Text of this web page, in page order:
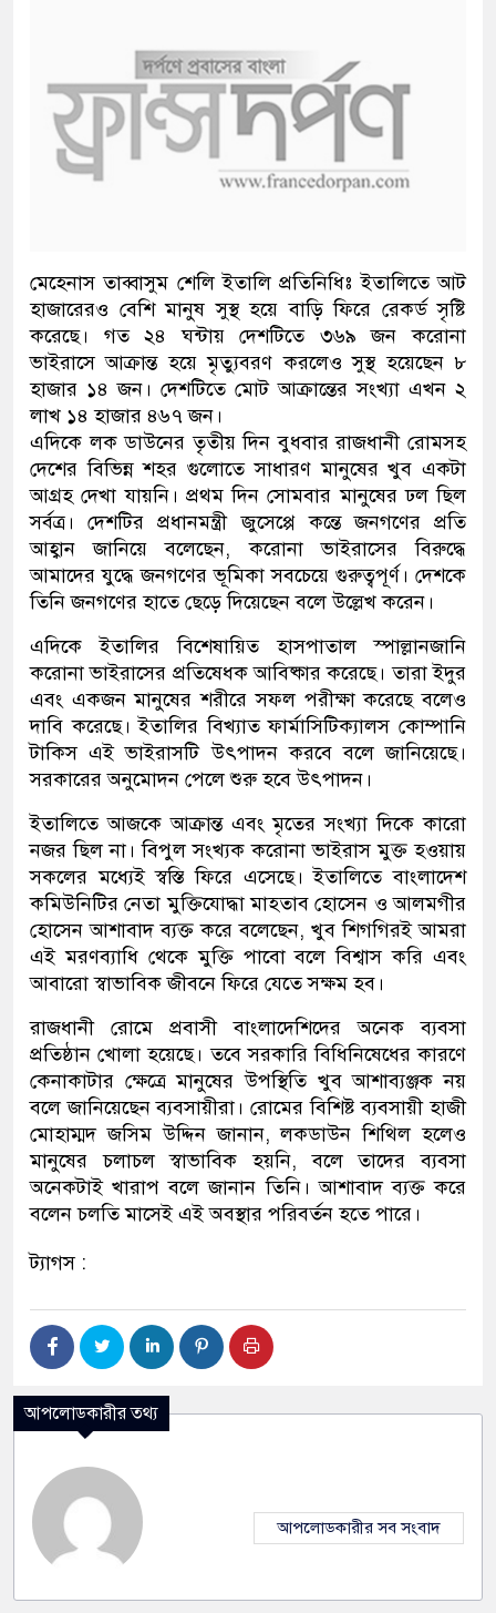
মেহেনাস তাব্বাসুম শেলি ইতালি প্রতিনিধিঃ ইতালিতে আট
হাজারেরও বেশি মানুষ সুস্থ হয়ে বাড়ি ফিরে রেকর্ড সৃষ্টি
করেছে। গত ২৪ ঘন্টায় দেশটিতে ৩৬৯ জন করোনা
ভাইরাসে আক্রান্ত হয়ে মৃত্যুবরণ করলেও সুস্থ হয়েছেন ৮
হাজার ১৪ জন। দেশটিতে মোট আক্রান্তের সংখ্যা এখন ২
লাখ ১৪ হাজার ৪৬৭ জন।
এদিকে লক ডাউনের তৃতীয় দিন‌ বুধবার রাজধানী রোমসহ
দেশের বিভিন্ন শহর গুলোতে সাধারণ মানুষের খুব একটা
আগ্রহ দেখা যায়নি। প্রথম দিন সোমবার মানুষের ঢল ছিল
সর্বত্র। দেশটির প্রধানমন্ত্রী জুসেপ্পে কন্তে জনগণের প্রতি
আহ্বান জানিয়ে বলেছেন, করোনা ভাইরাসের বিরুদ্ধে
আমাদের যুদ্ধে জনগণের ভূমিকা সবচেয়ে গুরুত্বপূর্ণ। দেশকে
তিনি জনগণের হাতে ছেড়ে দিয়েছেন বলে উল্লেখ করেন।
এদিকে ইতালির বিশেষায়িত হাসপাতাল স্পাল্লানজানি
করোনা ভাইরাসের প্রতিষেধক আবিষ্কার করেছে। তারা ইদুর
এবং একজন মানুষের শরীরে সফল পরীক্ষা করেছে বলেও
দাবি করেছে। ইতালির বিখ্যাত ফার্মাসিটিক্যালস কোম্পানি
টাকিস এই ভাইরাসটি উৎপাদন করবে বলে জানিয়েছে।
সরকারের অনুমোদন পেলে শুরু হবে উৎপাদন।
ইতালিতে আজকে আক্রান্ত এবং মৃতের সংখ্যা দিকে কারো
নজর ছিল না। বিপুল সংখ্যক করোনা ভাইরাস মুক্ত হওয়ায়
সকলের মধ্যেই স্বস্তি ফিরে এসেছে। ইতালিতে বাংলাদেশ
কমিউনিটির নেতা মুক্তিযোদ্ধা মাহতাব হোসেন ও আলমগীর
হোসেন আশাবাদ ব্যক্ত করে বলেছেন, খুব শিগগিরই আমরা
এই মরণব্যাধি থেকে মুক্তি পাবো বলে বিশ্বাস করি এবং
আবারো স্বাভাবিক জীবনে ফিরে যেতে সক্ষম হব।
রাজধানী রোমে প্রবাসী বাংলাদেশিদের অনেক ব্যবসা
প্রতিষ্ঠান খোলা হয়েছে। তবে সরকারি বিধিনিষেধের কারণে
কেনাকাটার ক্ষেত্রে মানুষের উপস্থিতি খুব আশাব্যঞ্জক নয়
বলে জানিয়েছেন ব্যবসায়ীরা। রোমের বিশিষ্ট ব্যবসায়ী হাজী
মোহাম্মদ জসিম উদ্দিন জানান, লকডাউন শিথিল হলেও
মানুষের চলাচল স্বাভাবিক হয়নি, বলে তাদের ব্যবসা
অনেকটাই খারাপ বলে জানান তিনি। আশাবাদ ব্যক্ত করে
বলেন চলতি মাসেই এই অবস্থার পরিবর্তন হতে পারে।
ট্যাগস :
আপলোডকারীর তথ্য
আপলোডকারীর সব সংবাদ